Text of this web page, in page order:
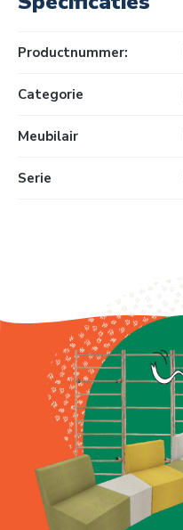
Productnummer:
Categorie
Meubilair
Serie